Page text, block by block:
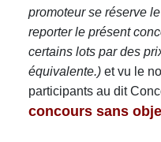
promoteur se réserve
reporter le présent
certains lots par des
équivalente.) et vu le
participants au dit
concours sans